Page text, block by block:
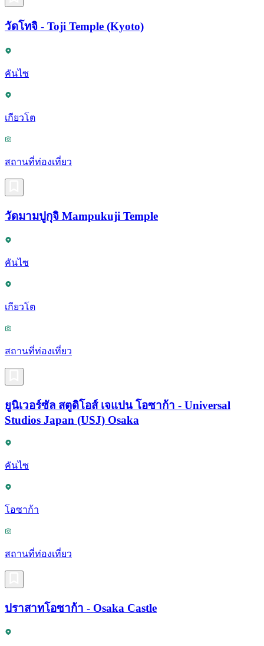
วัดโทจิ - Toji Temple (Kyoto)
คันไซ
เกียวโต
สถานที่ท่องเที่ยว
วัดมามปูกุจิ Mampukuji Temple
คันไซ
เกียวโต
สถานที่ท่องเที่ยว
ยูนิเวอร์ซัล สตูดิโอส์ เจแปน โอซาก้า - Universal
Studios Japan (USJ) Osaka
คันไซ
โอซาก้า
สถานที่ท่องเที่ยว
ปราสาทโอซาก้า - Osaka Castle